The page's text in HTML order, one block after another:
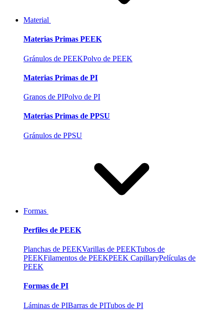
Material
Materias Primas PEEK
Gránulos de PEEKPolvo de PEEK
Materias Primas de PI
Granos de PIPolvo de PI
Materias Primas de PPSU
Gránulos de PPSU
Formas
Perfiles de PEEK
Planchas de PEEKVarillas de PEEKTubos de
PEEKFilamentos de PEEKPEEK CapillaryPelículas de
PEEK
Formas de PI
Láminas de PIBarras de PITubos de PI